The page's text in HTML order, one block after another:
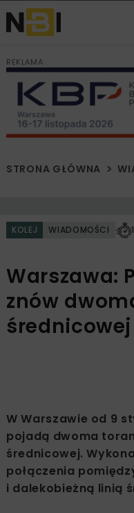
REKLAMA
STRONA GŁÓWNA
KOLEJ WIADOMOŚCI
Warszawa:
znów
średnicowej
W Warszawie od 9
pojadą dwoma
średnicowej.
połączenia
i dalekobieżną linią